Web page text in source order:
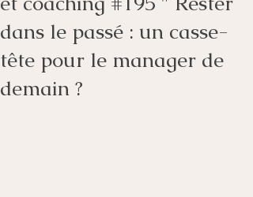
dans le passé : un casse-
tête pour le manager de
demain ?